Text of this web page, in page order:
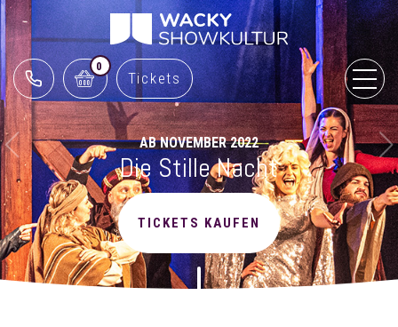
0
Tickets
AB NOVEMBER 2022
Die Stille Nacht
TICKETS KAUFEN